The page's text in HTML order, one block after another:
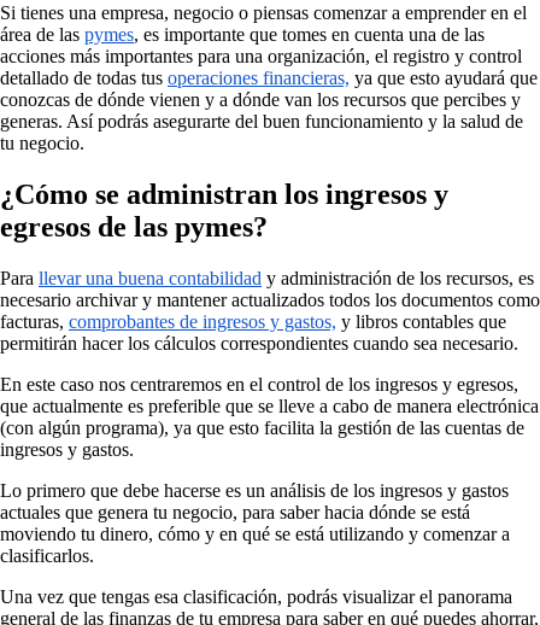
Si tienes una empresa, negocio o piensas comenzar a emprender en el
área de las pymes, es importante que tomes en cuenta una de las
acciones más importantes para una organización, el registro y control
detallado de todas tus operaciones financieras, ya que esto ayudará que
conozcas de dónde vienen y a dónde van los recursos que percibes y
generas. Así podrás asegurarte del buen funcionamiento y la salud de
tu negocio.
¿Cómo se administran los ingresos y
egresos de las pymes?
Para llevar una buena contabilidad y administración de los recursos, es
necesario archivar y mantener actualizados todos los documentos como
facturas, comprobantes de ingresos y gastos, y libros contables que
permitirán hacer los cálculos correspondientes cuando sea necesario.
En este caso nos centraremos en el control de los ingresos y egresos,
que actualmente es preferible que se lleve a cabo de manera electrónica
(con algún programa), ya que esto facilita la gestión de las cuentas de
ingresos y gastos.
Lo primero que debe hacerse es un análisis de los ingresos y gastos
actuales que genera tu negocio, para saber hacia dónde se está
moviendo tu dinero, cómo y en qué se está utilizando y comenzar a
clasificarlos.
Una vez que tengas esa clasificación, podrás visualizar el panorama
general de las finanzas de tu empresa para saber en qué puedes ahorrar,